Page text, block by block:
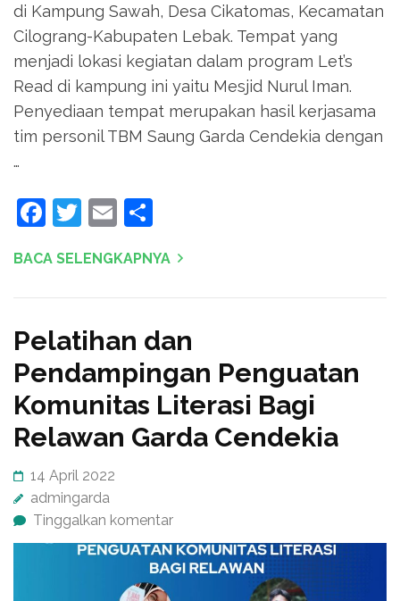
di Kampung Sawah, Desa Cikatomas, Kecamatan
Cilograng-Kabupaten Lebak. Tempat yang
menjadi lokasi kegiatan dalam program Let’s
Read di kampung ini yaitu Mesjid Nurul Iman.
Penyediaan tempat merupakan hasil kerjasama
tim personil TBM Saung Garda Cendekia dengan
…
Facebook
Twitter
Email
BACA SELENGKAPNYA
Pelatihan dan
Pendampingan Penguatan
Komunitas Literasi Bagi
Relawan Garda Cendekia
14 April 2022
admingarda
Tinggalkan komentar